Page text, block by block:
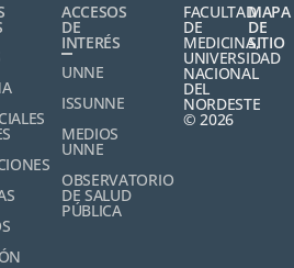
ACCESOS
DE
INTERÉS
UNNE
ISSUNNE
MEDIOS
UNNE
OBSERVATORIO
DE SALUD
PÚBLICA
FACULTAD
DE
MEDICINA,
UNIVERSIDAD
NACIONAL
DEL
NORDESTE
© 2026
MAPA
DE
SITIO